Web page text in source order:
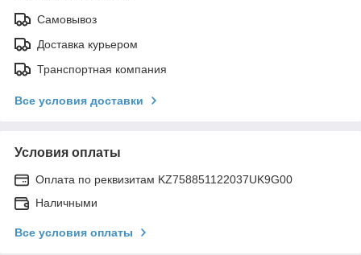
Самовывоз
Доставка курьером
Транспортная компания
Все условия доставки
Условия оплаты
Оплата по реквизитам KZ758851122037UK9G00
Наличными
Все условия оплаты